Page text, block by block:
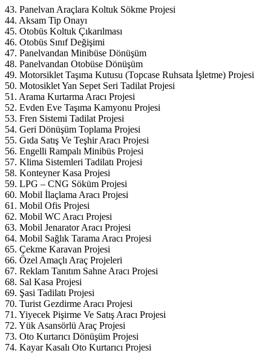
43. Panelvan Araçlara Koltuk Sökme Projesi
44. Aksam Tip Onayı
45. Otobüs Koltuk Çıkarılması
46. Otobüs Sınıf Değişimi
47. Panelvandan Minibüse Dönüşüm
48. Panelvandan Otobüse Dönüşüm
49. Motorsiklet Taşıma Kutusu (Topcase Ruhsata İşletme) Projesi
50. Motosiklet Yan Sepet Seri Tadilat Projesi
51. Arama Kurtarma Aracı Projesi
52. Evden Eve Taşıma Kamyonu Projesi
53. Fren Sistemi Tadilat Projesi
54. Geri Dönüşüm Toplama Projesi
55. Gıda Satış Ve Teşhir Aracı Projesi
56. Engelli Rampalı Minibüs Projesi
57. Klima Sistemleri Tadilatı Projesi
58. Konteyner Kasa Projesi
59. LPG – CNG Söküm Projesi
60. Mobil İlaçlama Aracı Projesi
61. Mobil Ofis Projesi
62. Mobil WC Aracı Projesi
63. Mobil Jenarator Aracı Projesi
64. Mobil Sağlık Tarama Aracı Projesi
65. Çekme Karavan Projesi
66. Özel Amaçlı Araç Projeleri
67. Reklam Tanıtım Sahne Aracı Projesi
68. Sal Kasa Projesi
69. Şasi Tadilatı Projesi
70. Turist Gezdirme Aracı Projesi
71. Yiyecek Pişirme Ve Satış Aracı Projesi
72. Yük Asansörlü Araç Projesi
73. Oto Kurtarıcı Dönüşüm Projesi
74. Kayar Kasalı Oto Kurtarıcı Projesi